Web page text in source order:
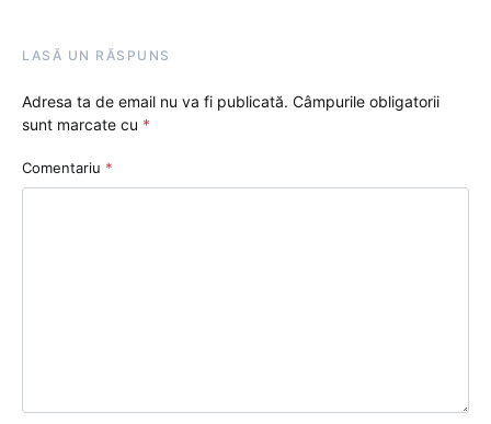
LASĂ UN RĂSPUNS
Adresa ta de email nu va fi publicată. Câmpurile obligatorii
sunt marcate cu *
Comentariu *